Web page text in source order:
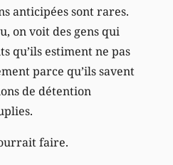
anticipées sont rares.
on voit des gens qui
qu’ils estiment ne pas
parce qu’ils savent
de détention
faire.